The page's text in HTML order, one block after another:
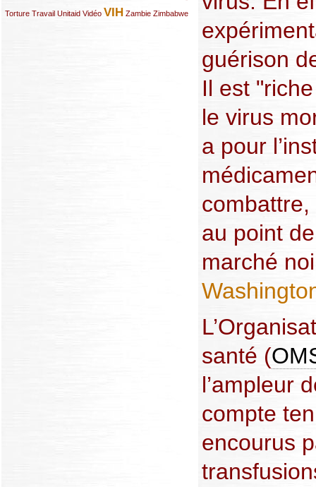
Torture
(17/289)Travail
(21/289) Unitaid
(26/289) Vidéo
(23/289) VIH
(154/289) Zambie
(12/289) Zimbabwe
(21/289)
guérison
Il est
le virus
a pour
au point
marché
santé (
l’ampleur
compte
encourus